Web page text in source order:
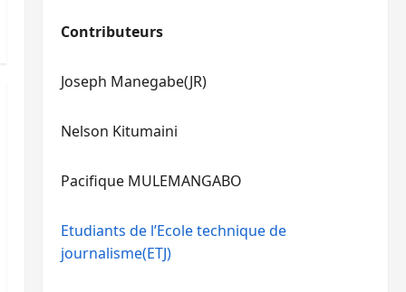
Contributeurs
Joseph Manegabe(JR)
Nelson Kitumaini
Pacifique MULEMANGABO
Etudiants de l’Ecole technique de
journalisme(ETJ)